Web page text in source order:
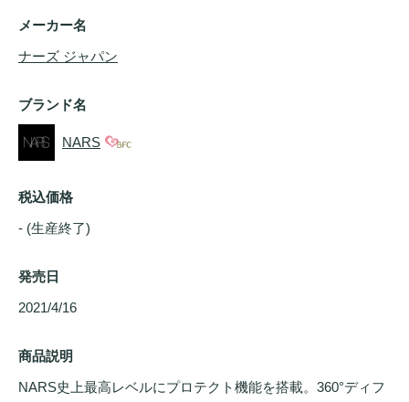
メーカー名
ナーズ ジャパン
ブランド名
NARS
税込価格
- (生産終了)
発売日
2021/4/16
商品説明
NARS史上最高レベルにプロテクト機能を搭載。360°ディフ